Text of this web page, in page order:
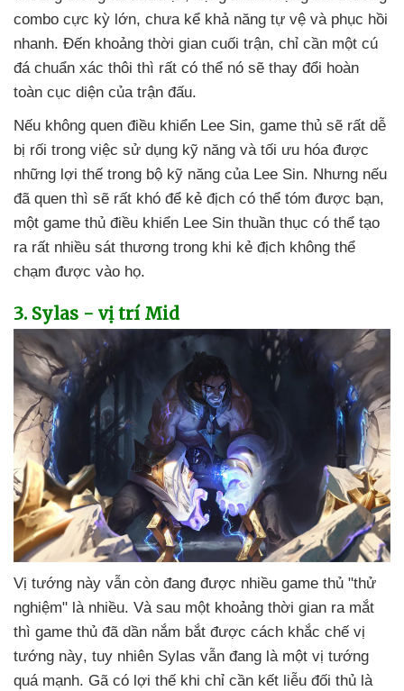
combo cực kỳ lớn, chưa kể khả năng tự vệ và phục hồi
nhanh. Đến khoảng thời gian cuối trận, chỉ cần một cú
đá chuẩn xác thôi thì rất có thể nó sẽ thay đổi hoàn
toàn cục diện của trận đấu.
Nếu không quen điều khiển Lee Sin, game thủ sẽ rất dễ
bị rối trong việc sử dụng kỹ năng và tối ưu hóa được
những lợi thế trong bộ kỹ năng của Lee Sin. Nhưng nếu
đã quen thì sẽ rất khó để kẻ địch có thể tóm được bạn,
một game thủ điều khiển Lee Sin thuần thục có thể tạo
ra rất nhiều sát thương trong khi kẻ địch không thể
chạm được vào họ.
3. Sylas - vị trí Mid
Vị tướng này vẫn còn đang được nhiều game thủ "thử
nghiệm" là nhiều. Và sau một khoảng thời gian ra mắt
thì game thủ đã dần nắm bắt được cách khắc chế vị
tướng này, tuy nhiên Sylas vẫn đang là một vị tướng
quá mạnh. Gã có lợi thế khi chỉ cần kết liễu đối thủ là